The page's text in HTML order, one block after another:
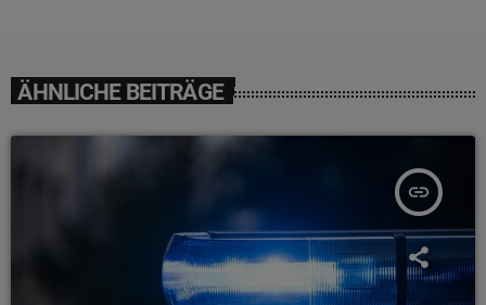
ÄHNLICHE BEITRÄGE
insert_link